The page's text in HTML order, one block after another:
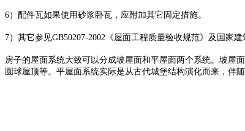
6）配件瓦如果使用砂浆卧瓦，应附加其它固定措施。
7）其它参见GB50207-2002《屋面工程质量验收规范》及国家
房子的屋面系统大致可以分成坡屋面和平屋面两个系统。坡屋
圆球屋顶等。平屋面系统实际是从古代城堡结构演化而来，伴